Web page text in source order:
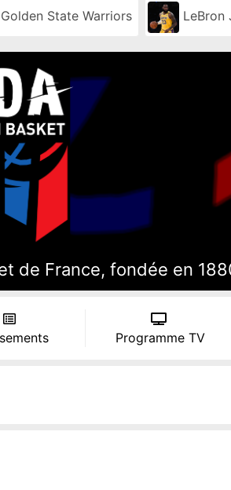
Golden State Warriors LeBron
de France, fondée en
Programme TV